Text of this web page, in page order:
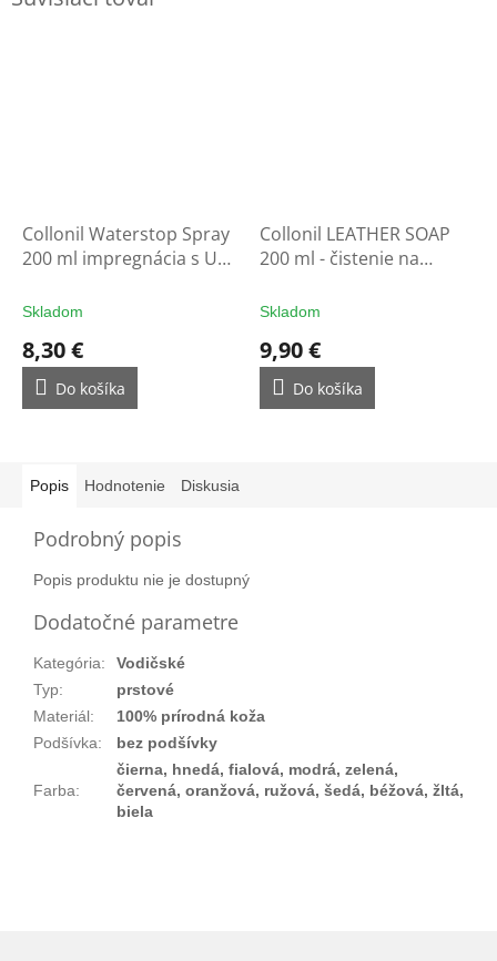
Collonil Waterstop Spray
200 ml impregnácia s UV
rukavice
Skladom
8,30 €
Do košíka
Collonil LEATHER SOAP
200 ml - čistenie na
Skladom
9,90 €
Do košíka
Popis Hodnotenie Diskusia
Podrobný popis
Popis produktu nie je dostupný
Dodatočné parametre
Kategória:
Vodičské
Typ:
prstové
Materiál:
100% prírodná koža
Podšívka: bez podšívky
Farba:
čierna, hnedá, fialová, modrá, zelená,
červená, oranžová, ružová, šedá, béžová, žltá,
biela